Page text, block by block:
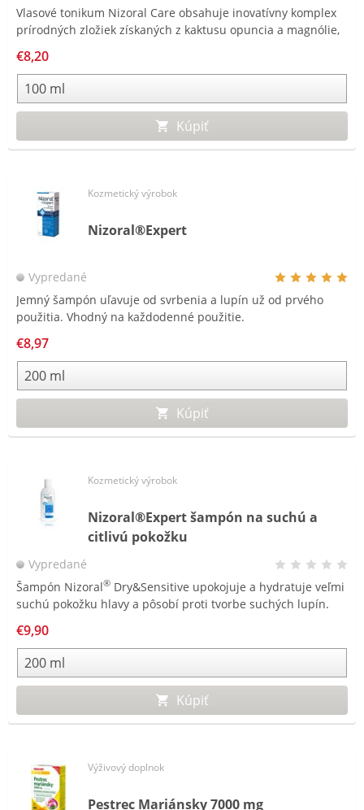
Vlasové tonikum Nizoral Care obsahuje inovatívny komplex
prírodných zložiek získaných z kaktusu opuncia a magnólie,
€8,20
Kúpiť
Kozmetický výrobok
Nizoral®Expert
Vypredané
Jemný šampón uľavuje od svrbenia a lupín už od prvého
použitia. Vhodný na každodenné použitie.
€8,97
Kúpiť
Kozmetický výrobok
Nizoral®Expert šampón na suchú a
citlivú pokožku
Vypredané
Šampón Nizoral® Dry&Sensitive upokojuje a hydratuje veľmi
suchú pokožku hlavy a pôsobí proti tvorbe suchých lupín.
€9,90
Kúpiť
Výživový doplnok
Pestrec Mariánsky 7000 mg